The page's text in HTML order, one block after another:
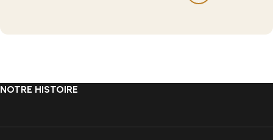
NOTRE HISTOIRE